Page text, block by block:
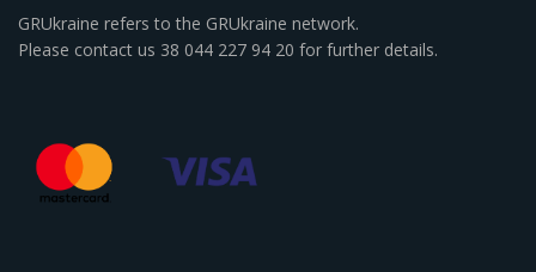
GRUkraine refers to the GRUkraine network.
Please contact us 38 044 227 94 20 for further details.